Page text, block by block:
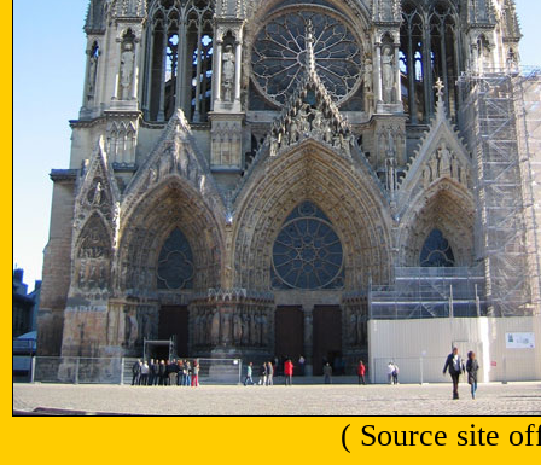
( Source site